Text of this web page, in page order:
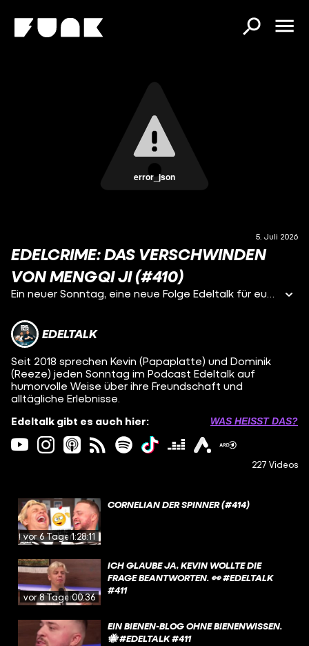
error_json
5. Juli 2026
EDELCRIME: DAS VERSCHWINDEN
VON MENGQI JI (#410)
Ein neuer Sonntag, eine neue Folge Edeltalk für euch auf die Ohren! WIR HABEN EUCH GEHÖRT! Hier kommt die vierte Ausgabe von Edelcrime. Packt die Notizblöcke aus, holt eure Lupen hervor, jetzt wird gecrimed. Viel Spaß beim Zuhören!
EDELTALK
Seit 2018 sprechen Kevin (Papaplatte) und Dominik
(Reeze) jeden Sonntag im Podcast Edeltalk auf
humorvolle Weise über ihre Freundschaft und
alltägliche Erlebnisse.
Edeltalk gibt es auch hier:
WAS HEISST DAS?
227 Videos
vor 6 Tagen1:28:11
CORNELIAN DER SPINNER (#414)
vor 8 Tagen00:36
ICH GLAUBE JA, KEVIN WOLLTE DIE
FRAGE BEANTWORTEN. 👀 #EDELTALK
#411
EIN BIENEN-BLOG OHNE BIENENWISSEN.
🐝 #EDELTALK #411